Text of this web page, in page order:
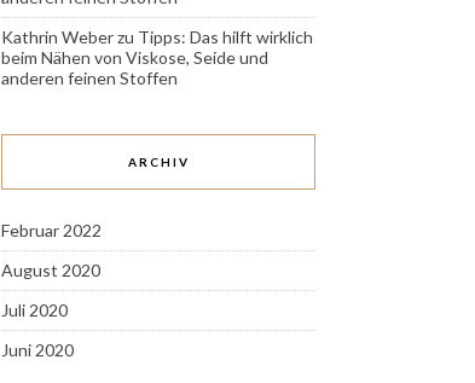
Kathrin Weberzu Tipps: Das hilft wirklich
beim Nähen von Viskose, Seide und
anderen feinen Stoffen
ARCHIV
Februar 2022
August 2020
Juli 2020
Juni 2020